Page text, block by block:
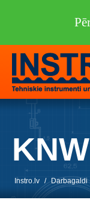
Instro.lv / Darbagaldi